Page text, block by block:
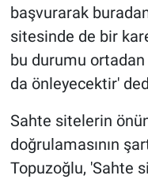
başvurarak
sitesinde de bir
bu durumu ortadan
da önleyecektir'
Sahte sitelerin
doğrulamasının
Topuzoğlu, 'Sahte